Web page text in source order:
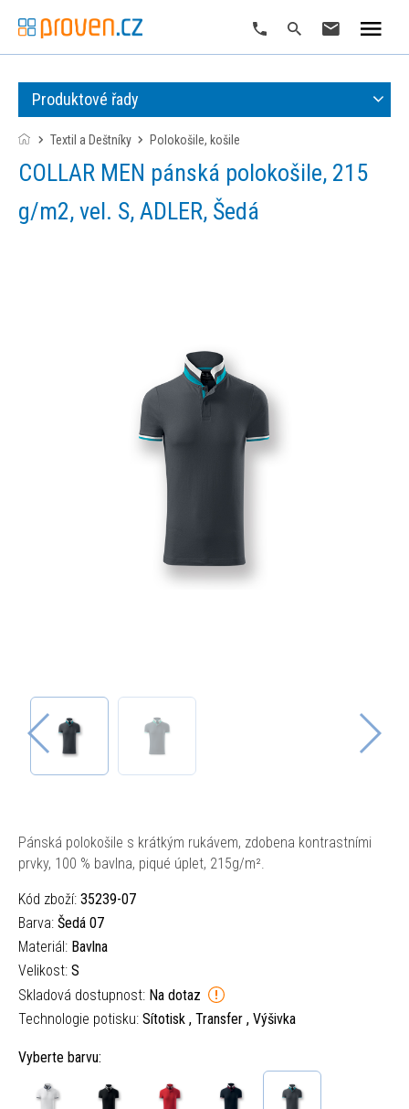
Produktové řady
Textil a Deštníky polokošile, košile
COLLAR MEN pánská polokošile, 215
g/m2, vel. S, ADLER, Šedá
Pánská polokošile s krátkým rukávem, zdobena kontrastními
prvky, 100 % bavlna, piqué úplet, 215g/m².
Kód zboží: 35239-07
Barva: Šedá 07
Materiál: Bavlna
Velikost: S
Skladová dostupnost: Na dotaz
Technologie potisku: Sítotisk , Transfer , Výšivka
Vyberte barvu: